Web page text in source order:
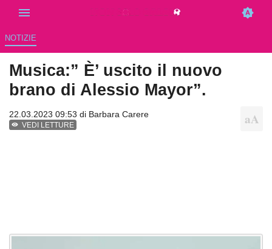
NOTIZIE
Musica:” È’ uscito il nuovo
brano di Alessio Mayor”.
22.03.2023 09:53 di Barbara Carere
VEDI LETTURE